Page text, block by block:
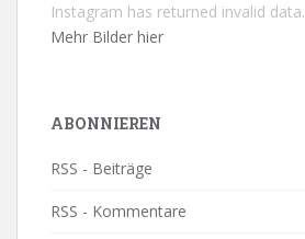
Instagram has returned invalid data.
Mehr Bilder hier
ABONNIEREN
RSS - Beiträge
RSS - Kommentare